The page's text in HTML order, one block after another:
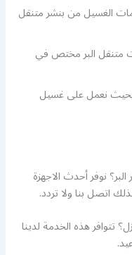
الغسيل من بنشر متنقل
متنقل البر مختص في
بحيث نعمل على غسيل
نوفر أحدث الاجهزة
اتصل بنا ولا تردد.
تتوافر هذه الخدمة لدينا